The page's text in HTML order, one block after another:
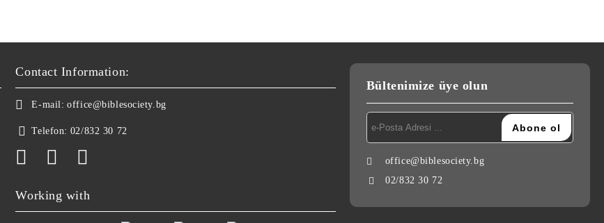
Contact Information:
E-mail: office@biblesociety.bg
Telefon: 02/832 30 72
Working with
Bültenimize üye olun
office@biblesociety.bg
02/832 30 72